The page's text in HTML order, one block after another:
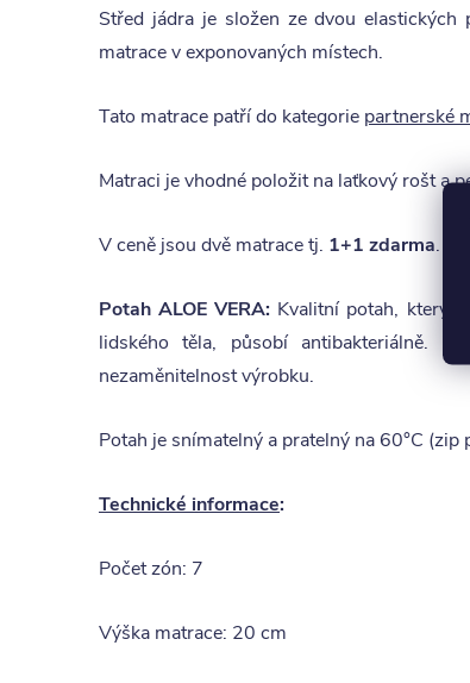
Střed jádra je složen ze dvou
matrace v exponovaných místech.
Tato matrace patří do kategorie partnerské
Matraci je vhodné položit na laťkový rošt a
V ceně jsou dvě matrace tj. 1+1 zdarma.
Potah ALOE VERA: Kvalitní potah, který
lidského těla, působí antibakteriálně.
nezaměnitelnost výrobku.
Potah je snímatelný a pratelný na 60°C (zip
Technické informace:
Počet zón: 7
Výška matrace: 20 cm